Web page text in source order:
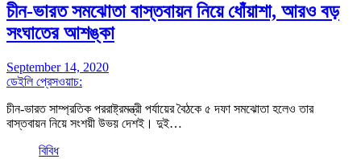
চীন-ভারত সমঝোতা বাস্তবায়ন নিয়ে ধোঁয়াশা, আরও বড়
সংঘাতের আশঙ্কা
September 14, 2020
ডেইলি প্রেসওয়াচ:
চীন-ভারত সাম্প্রতিক পররাষ্ট্রমন্ত্রী পর্যায়ের বৈঠকে ৫ দফা সমঝোতা হলেও তার
বাস্তবায়ন নিয়ে সংশয়ী উভয় দেশই। দুই…
বিবিধ